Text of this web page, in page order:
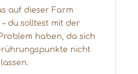
auf dieser Farm
du solltest mit der
haben, da sich
nicht